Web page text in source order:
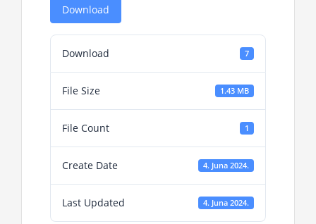
Download
Download 7
File Size 1.43 MB
File Count 1
Create Date 4. Juna 2024.
Last Updated 4. Juna 2024.